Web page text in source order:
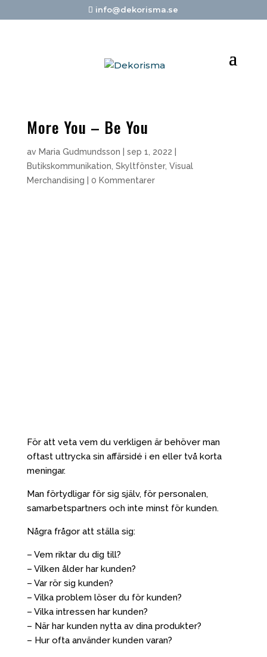
info@dekorisma.se
More You – Be You
av Maria Gudmundsson sep 1, 2022
Butikskommunikation Skyltfönster, Visual
Merchandising
0 Kommentarer
För att veta vem du verkligen är behöver man
oftast uttrycka sin affärsidé i en eller två korta
meningar.
Man förtydligar för sig själv, för personalen,
samarbetspartners och inte minst för kunden.
Några frågor att ställa sig:
– Vem riktar du dig till?
– Vilken ålder har kunden?
– Var rör sig kunden?
– Vilka problem löser du för kunden?
– Vilka intressen har kunden?
– När har kunden nytta av dina produkter?
– Hur ofta använder kunden varan?